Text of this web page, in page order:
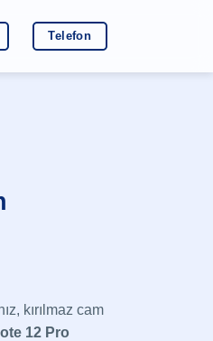
Telefon
kırılmaz cam
12 Pro